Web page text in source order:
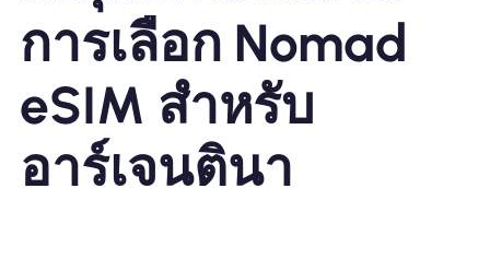
การเลือก Nomad
eSIM สำหรับ
อาร์เจนตินา